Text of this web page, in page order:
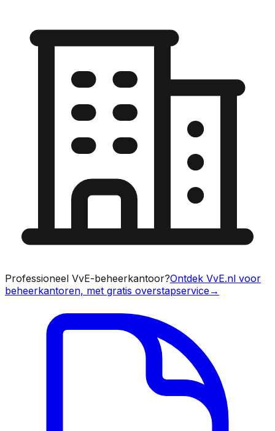
Professioneel VvE-beheerkantoor?Ontdek VvE.nl voor
beheerkantoren, met gratis overstapservice→